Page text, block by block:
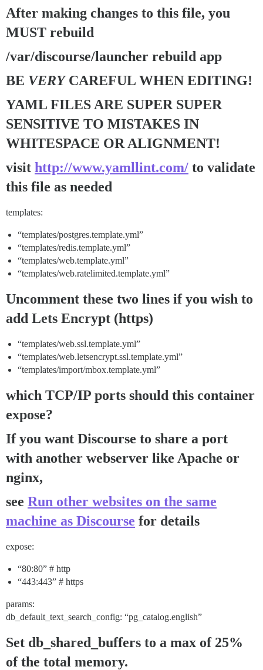
After making changes to this file, you
MUST rebuild
/var/discourse/launcher rebuild app
BE VERYCAREFUL WHEN EDITING!
YAML FILES ARE SUPER SUPER
SENSITIVE TO MISTAKES IN
WHITESPACE OR ALIGNMENT!
visit http://www.yamllint.com/ to validate
this file as needed
templates:
“templates/postgres.template.yml”
“templates/redis.template.yml”
“templates/web.template.yml”
“templates/web.ratelimited.template.yml”
Uncomment these two lines if you wish to
add Lets Encrypt (https)
“templates/web.ssl.template.yml”
“templates/web.letsencrypt.ssl.template.yml”
“templates/import/mbox.template.yml”
which TCP/IP ports should this container
expose?
If you want Discourse to share a port
with another webserver like Apache or
nginx,
see Run other websites on the same
machine as Discourse for details
expose:
“80:80” # http
“443:443” # https
params:
db_default_text_search_config: “pg_catalog.english”
Set db_shared_buffers to a max of 25%
of the total memory.